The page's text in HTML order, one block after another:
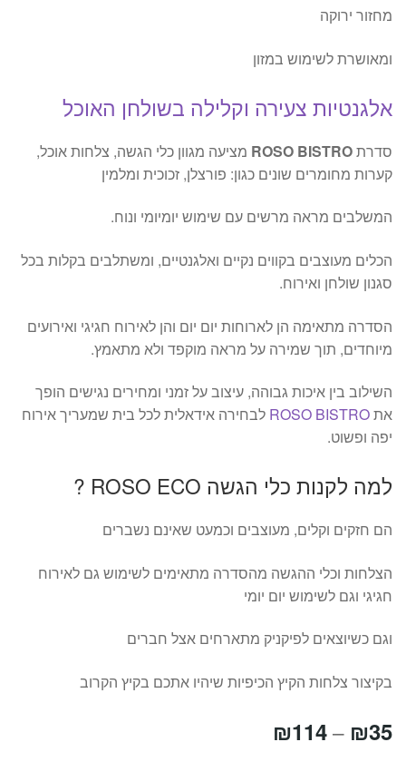
מחזור ירוקה
ומאושרת לשימוש במזון
אלגנטיות צעירה וקלילה בשולחן האוכל
סדרתROSO BISTRO מציעה מגוון כלי הגשה, צלחות אוכל,
קערות מחומרים שונים כגון: פורצלן, זכוכית ומלמין
המשלבים מראה מרשים עם שימוש יומיומי ונוח.
הכלים מעוצבים בקווים נקיים ואלגנטיים, ומשתלבים בקלות בכל
סגנון שולחן ואירוח.
הסדרה מתאימה הן לארוחות יום יום והן לאירוח חגיגי ואירועים
מיוחדים, תוך שמירה על מראה מוקפד ולא מתאמץ.
השילוב בין איכות גבוהה, עיצוב על זמני ומחירים נגישים הופך
אתROSO BISTRO לבחירה אידאלית לכל בית שמעריך אירוח
יפה ופשוט.
למה לקנות כלי הגשה ROSO ECO ?
הם חזקים וקלים, מעוצבים וכמעט שאינם נשברים
הצלחות וכלי ההגשה מהסדרה מתאימים לשימוש גם לאירוח
חגיגי וגם לשימוש יום יומי
וגם כשיוצאים לפיקניק מתארחים אצל חברים
בקיצור צלחות הקיץ הכיפיות שיהיו אתכם בקיץ הקרוב
₪35
–
₪114